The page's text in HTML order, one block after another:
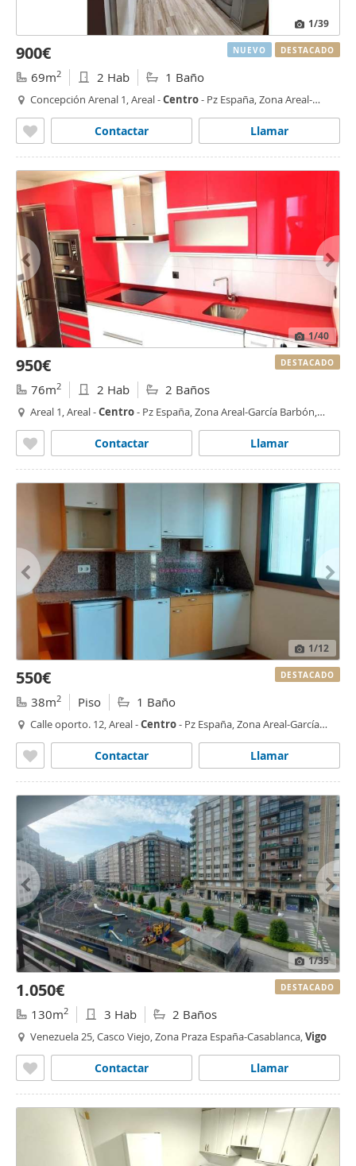
1/39
900€
69m2 2 Hab 1 Baño
Concepción Arenal 1, Areal -Centro- Pz España, Zona Areal-
Llamar
Contactar
NUEVO DESTACADO
1/40
950€
76m2 2 Hab 2 Baños
Areal 1, Areal -Centro- Pz España, Zona Areal-García Barbón,
Llamar
Contactar
DESTACADO
1/12
550€
38m2 Piso 1 Baño
Calle oporto. 12, Areal -Centro- Pz España, Zona Areal-García
Llamar
Contactar
DESTACADO
1/35
1.050€
130m2 3 Hab 2 Baños
Venezuela 25, Casco Viejo, Zona Praza España-Casablanca,Vigo
Llamar
Contactar
DESTACADO